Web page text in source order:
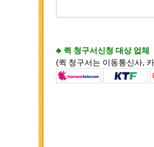
♣ 퀵 청구서신청 대상 업체
(퀵 청구서는 이동통신사,